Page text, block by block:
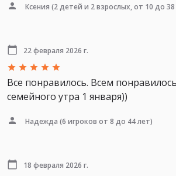
Ксения (2 детей и 2 взрослых, от 10 до 38
22 февраля 2026 г.
Все понравилось. Всем
семейного утра 1 января))
Надежда (6 игроков от 8 до 44 лет)
18 февраля 2026 г.